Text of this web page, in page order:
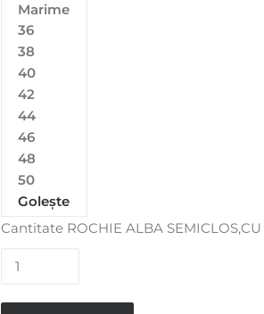
Marime
36
38
40
42
44
46
48
50
Golește
Cantitate ROCHIE ALBA